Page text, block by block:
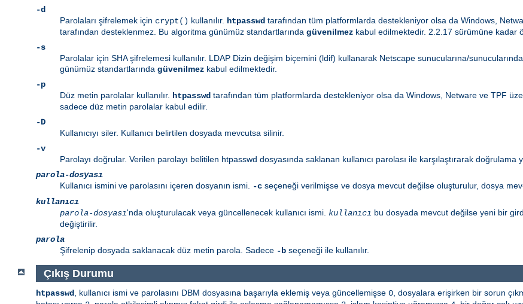
-d
Parolaları şifrelemek için crypt() kullanılır. htpasswd tarafından tüm platformlarda destekleniyor olsa da Windows,
tarafından desteklenmez. Bu algoritma günümüz standartlarında güvenilmez kabul edilmektedir. 2.2.17 sürümüne kadar
-s
Parolalar için SHA şifrelemesi kullanılır. LDAP Dizin değişim biçemini (ldif) kullanarak Netscape sunucularına/
günümüz standartlarında güvenilmez kabul edilmektedir.
-p
Düz metin parolalar kullanılır. htpasswd tarafından tüm platformlarda destekleniyor olsa da Windows, Netware ve TPF
sadece düz metin parolalar kabul edilir.
-D
Kullanıcıyı siler. Kullanıcı belirtilen dosyada mevcutsa silinir.
-v
Parolayı doğrular. Verilen parolayı belitilen htpasswd dosyasında saklanan kullanıcı parolası ile karşılaştırarak
parola-dosyası
Kullanıcı ismini ve parolasını içeren dosyanın ismi.
-c seçeneği verilmişse ve dosya mevcut değilse oluşturulur, dosya
kullanıcı
parola-dosyası'nda oluşturulacak veya güncellenecek kullanıcı ismi. kullanıcı bu dosyada mevcut değilse yeni bir
değiştirilir.
parola
Şifrelenip dosyada saklanacak düz metin parola. Sadece -b seçeneği ile kullanılır.
Çıkış Durumu
htpasswd, kullanıcı ismi ve parolasını DBM dosyasına başarıyla eklemiş veya güncellemişse 0, dosyalara erişirken bir sorun